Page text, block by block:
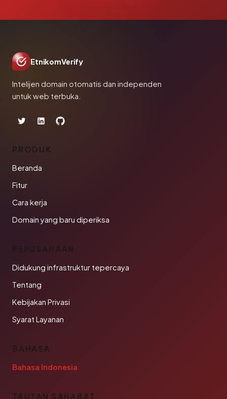
EtnikomVerify
Intelijen domain otomatis dan independen
untuk web terbuka.
PRODUK
Beranda
Fitur
Cara kerja
Domain yang baru diperiksa
PERUSAHAAN
Didukung infrastruktur tepercaya
Tentang
Kebijakan Privasi
Syarat Layanan
BAHASA
Bahasa Indonesia
TAUTAN SAHABAT